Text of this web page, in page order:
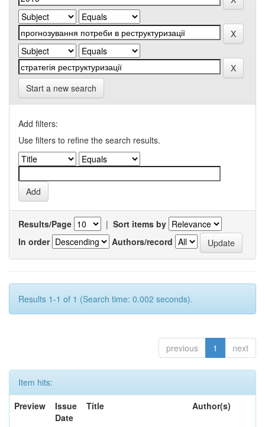
Start a new search
Add filters:
Use filters to refine the search results.
Results/Page | Sort items by
In order
Authors/record
Results 1-1 of 1 (Search time: 0.002 seconds).
previous 1 next
Item hits:
Preview
Issue
Date
Title Author(s)